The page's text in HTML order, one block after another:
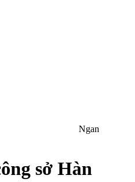
Ngan
sở Hàn